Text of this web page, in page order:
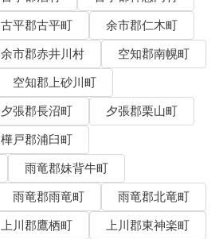
古平郡古平町
余市郡仁木町
余市郡赤井川村
空知郡南幌町
空知郡上砂川町
夕張郡長沼町
夕張郡栗山町
樺戸郡浦臼町
雨竜郡妹背牛町
雨竜郡雨竜町
雨竜郡北竜町
上川郡鷹栖町
上川郡東神楽町